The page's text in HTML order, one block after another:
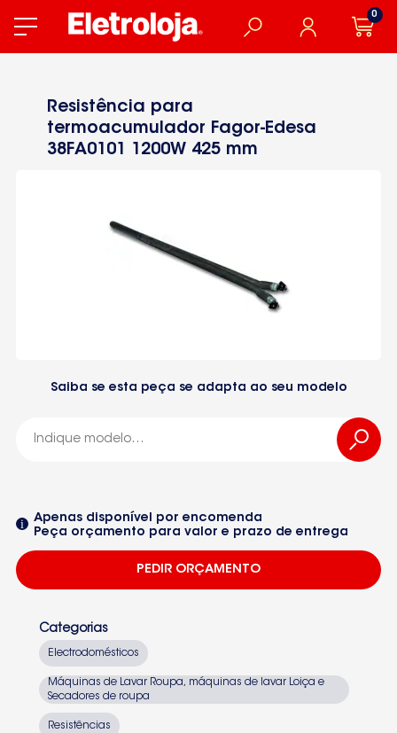
0
Resistência para
termoacumulador Fagor-Edesa
38FA0101 1200W 425 mm
Saiba se esta peça se adapta ao seu modelo
Termoacumulador Edesa
Termoacumulador Edesa
Termoacumulador Edesa
Termoacumulador Edesa
Termoacumulador Edesa
Seleccione um dos equipamentos da lista
Apenas disponível por encomenda
Peça orçamento para valor e prazo de entrega
PEDIR ORÇAMENTO
Categorias
Electrodomésticos
Máquinas de Lavar Roupa, máquinas de lavar Loiça e
Secadores de roupa
Resistências